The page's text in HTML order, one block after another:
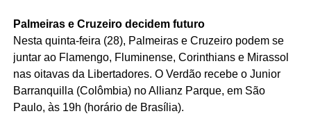
Palmeiras e Cruzeiro decidem futuro
Nesta quinta-feira (28), Palmeiras e Cruzeiro podem se
juntar ao Flamengo, Fluminense, Corinthians e Mirassol
nas oitavas da Libertadores. O Verdão recebe o Junior
Barranquilla (Colômbia) no Allianz Parque, em São
Paulo, às 19h (horário de Brasília).